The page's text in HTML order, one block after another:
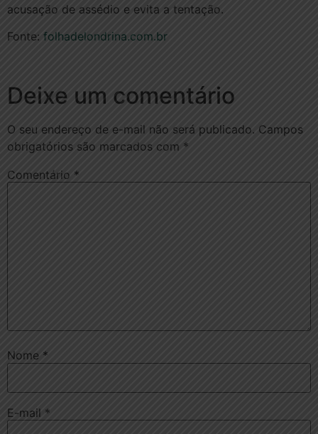
acusação de assédio e evita a tentação.
Fonte: folhadelondrina.com.br
Deixe um comentário
O seu endereço de e-mail não será publicado. Campos
obrigatórios são marcados com *
Comentário *
Nome *
E-mail *